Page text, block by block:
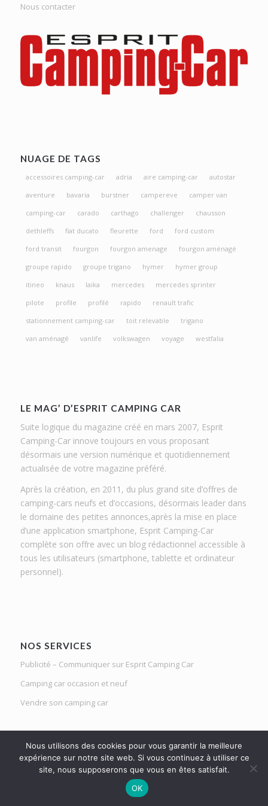
Nous contacter
NUAGE DE TAGS
accessoires camping-car adria aire camping-car
autostar
aventure
bavaria burstner campereve
camper van
camping-car
carado carthago challenger
chausson
dethleffs
fiat ducato fleurette ford
ford custom
ford transit
fourgon fourgon amenage
fourgon aménagé
groupe rapido
groupe trigano hymer
hymer group
itineo
knaus laika mercedes
mercedes sprinter
pilote
profile profilé rapido
renault trafic
stationnement camping-car
toit relevable
trigano
van aménagé
vanlife volkswagen voyage westfalia
LE MAG’ D’ESPRIT CAMPING CAR
Suite logique du magazine créé en mars 2007, Esprit
Camping-Car innove toujours en vous proposant
désormais une version numérique et quotidiennement
actualisée de votre magazine préféré.
Après la création, en 2011, du plus grand site d’offres de
camping-cars neufs et d’occasions, désormais leader dans
le domaine des petites annonces,après la mise en place
d’une application smartphone, Esprit Camping-Car
complète son offre avec un blog rédactionnel accessible à
tous les utilisateurs (smartphone, tablette et ordinateur
personnel).
NOS SERVICES
Publicité – Communiquer sur Esprit Camping Car
Camping car occasion et neuf
Vendre son camping car
Le Mag d'Esprit Camping Car | Netlight solutions © 2020 | Tous droits
Nous utilisons des cookies pour vous garantir la meilleure
expérience sur notre site web. Si vous continuez à utiliser ce
site, nous supposerons que vous en êtes satisfait.
OK